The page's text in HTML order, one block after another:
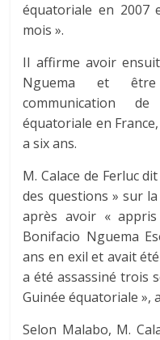
équatoriale en
mois ».
Il affirme avoir
Nguema et
communication
équatoriale en
a six ans.
M. Calace de Ferluc
des questions » sur
après avoir «
Bonifacio Nguema
ans en exil et avait
a été assassiné trois
Guinée équatoriale »,
Selon Malabo, M.